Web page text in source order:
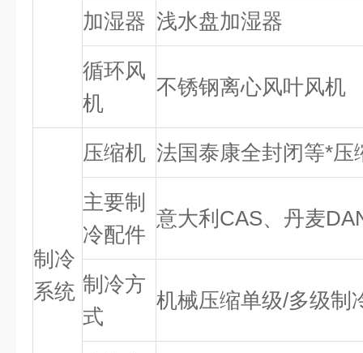
加湿器 浅水盘加湿器
循环风
机
不锈钢离心风叶风机
制冷
系统
压缩机 法国泰康全封闭等*压
主要制
冷配件
意大利CAS、丹麦
制冷方
式
机械压缩单级/多级制